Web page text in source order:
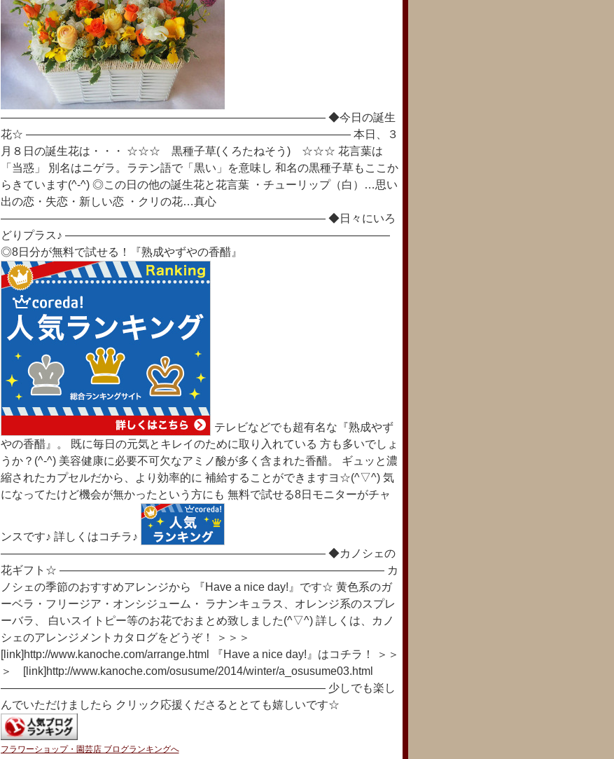
――――――――――――――――――――――――――――― ◆今日の誕生
花☆ ――――――――――――――――――――――――――――― 本日、３
月８日の誕生花は・・・ ☆☆☆ 黒種子草(くろたねそう) ☆☆☆ 花言葉は
「当惑」 別名はニゲラ。ラテン語で「黒い」を意味し 和名の黒種子草もここか
らきています(^-^) ◎この日の他の誕生花と花言葉 ・チューリップ（白）…思い
出の恋・失恋・新しい恋 ・クリの花…真心
――――――――――――――――――――――――――――― ◆日々にいろ
どりプラス♪ ―――――――――――――――――――――――――――――
◎8日分が無料で試せる！『熟成やずやの香醋』
テレビなどでも超有名な『熟成やず
やの香醋』。 既に毎日の元気とキレイのために取り入れている 方も多いでしょ
うか？(^-^) 美容健康に必要不可欠なアミノ酸が多く含まれた香醋。 ギュッと濃
縮されたカプセルだから、より効率的に 補給することができますヨ☆(^▽^) 気
になってたけど機会が無かったという方にも 無料で試せる8日モニターがチャ
ンスです♪ 詳しくはコチラ♪
――――――――――――――――――――――――――――― ◆カノシェの
花ギフト☆ ――――――――――――――――――――――――――――― カ
ノシェの季節のおすすめアレンジから 『Have a nice day!』です☆ 黄色系のガ
ーベラ・フリージア・オンシジューム・ ラナンキュラス、オレンジ系のスプレ
ーバラ、 白いスイトピー等のお花でおまとめ致しました(^▽^) 詳しくは、カノ
シェのアレンジメントカタログをどうぞ！ ＞＞＞
[link]http://www.kanoche.com/arrange.html 『Have a nice day!』はコチラ！ ＞＞
＞ [link]http://www.kanoche.com/osusume/2014/winter/a_osusume03.html
――――――――――――――――――――――――――――― 少しでも楽し
んでいただけましたら クリック応援くださるととても嬉しいです☆
フラワーショップ・園芸店 ブログランキングへ